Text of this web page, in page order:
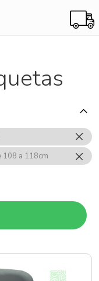
Esse
Item
108 a 118cm
Esse